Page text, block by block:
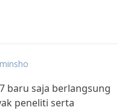
baru saja berlangsung
peneliti serta